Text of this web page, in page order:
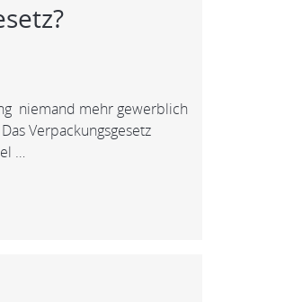
niemand mehr gewerblich
Verpackungsgesetz
…